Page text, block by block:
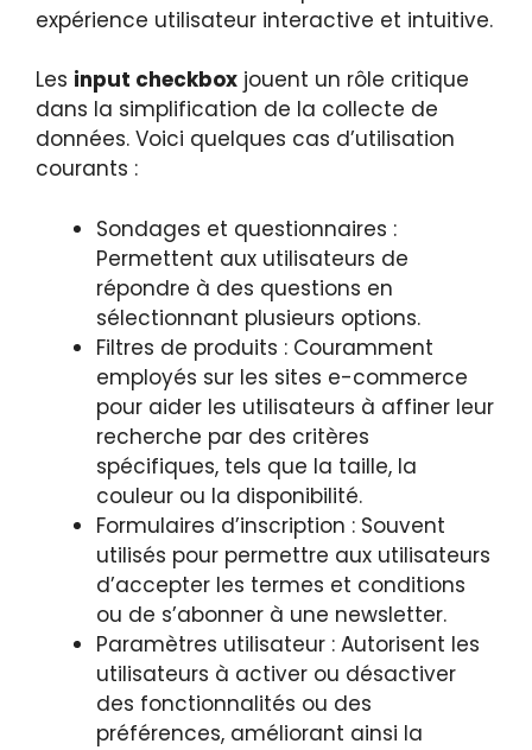
expérience utilisateur interactive et intuitive.
Les input checkbox jouent un rôle critique
dans la simplification de la collecte de
données. Voici quelques cas d’utilisation
courants :
Sondages et questionnaires :
Permettent aux utilisateurs de
répondre à des questions en
sélectionnant plusieurs options.
Filtres de produits : Couramment
employés sur les sites e-commerce
pour aider les utilisateurs à affiner leur
recherche par des critères
spécifiques, tels que la taille, la
couleur ou la disponibilité.
Formulaires d’inscription : Souvent
utilisés pour permettre aux utilisateurs
d’accepter les termes et conditions
ou de s’abonner à une newsletter.
Paramètres utilisateur : Autorisent les
utilisateurs à activer ou désactiver
des fonctionnalités ou des
préférences, améliorant ainsi la